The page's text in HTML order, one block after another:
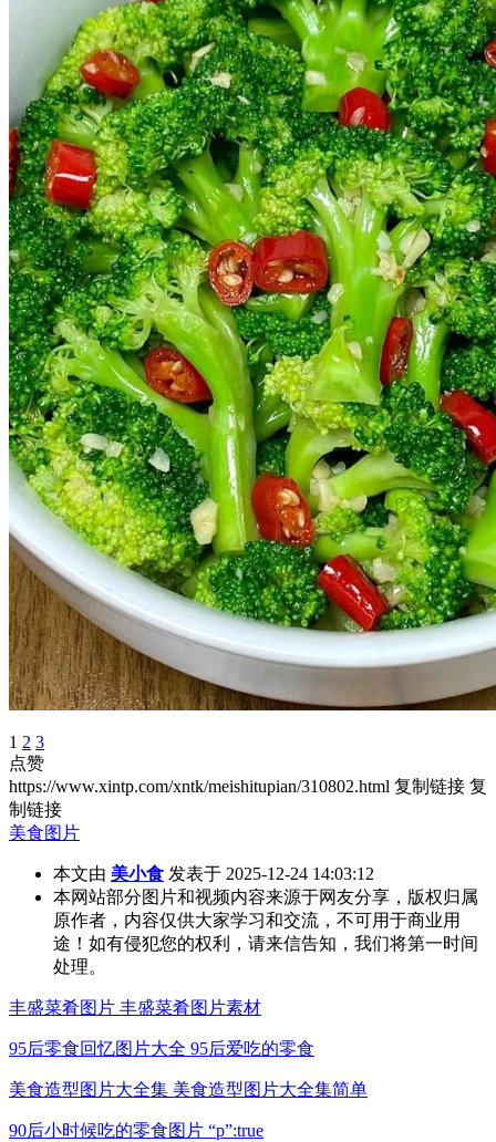
1 2 3
点赞
https://www.xintp.com/xntk/meishitupian/310802.html 复制链接 复
制链接
美食图片
本文由 美小食 发表于 2025-12-24 14:03:12
本网站部分图片和视频内容来源于网友分享，版权归属
原作者，内容仅供大家学习和交流，不可用于商业用
途！如有侵犯您的权利，请来信告知，我们将第一时间
处理。
丰盛菜肴图片 丰盛菜肴图片素材
95后零食回忆图片大全 95后爱吃的零食
美食造型图片大全集 美食造型图片大全集简单
90后小时候吃的零食图片 “p”:true